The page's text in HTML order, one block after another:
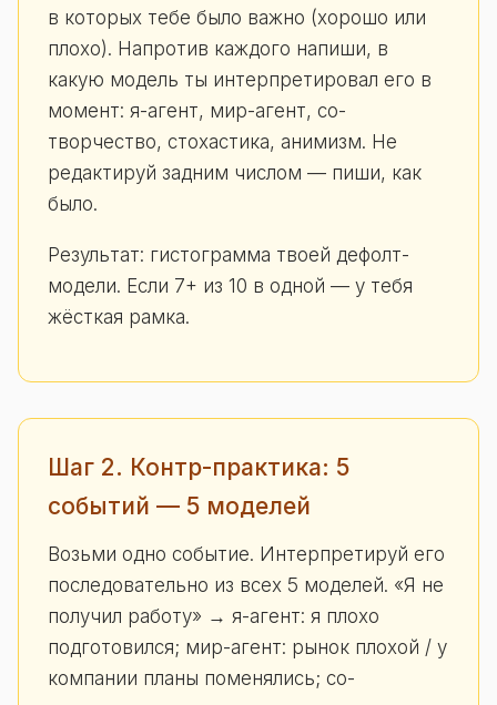
в которых тебе было важно (хорошо или
плохо). Напротив каждого напиши, в
какую модель ты интерпретировал его в
момент: я-агент, мир-агент, со-
творчество, стохастика, анимизм. Не
редактируй задним числом — пиши, как
было.
Результат: гистограмма твоей дефолт-
модели. Если 7+ из 10 в одной — у тебя
жёсткая рамка.
Шаг 2. Контр-практика: 5
событий — 5 моделей
Возьми одно событие. Интерпретируй его
последовательно из всех 5 моделей. «Я не
получил работу» → я-агент: я плохо
подготовился; мир-агент: рынок плохой / у
компании планы поменялись; со-